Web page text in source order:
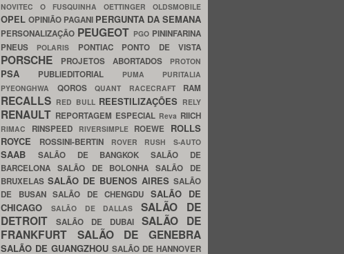
NOVITEC O FUSQUINHA OETTINGER OLDSMOBILE
OPEL OPINIÃO PAGANI PERGUNTA DA SEMANA
PERSONALIZAÇÃO PEUGEOT PGO PININFARINA
PNEUS
POLARIS PONTIAC PONTO DE VISTA
PORSCHE PROJETOS ABORTADOS PROTON
PSA PUBLIEDITORIAL PUMA PURITALIA
PYEONGHWA QOROS QUANT RACECRAFT RAM
RECALLS RED BULL REESTILIZAÇÕES RELY
RENAULT REPORTAGEM ESPECIAL Reva RIICH
RIMAC RINSPEED RIVERSIMPLE ROEWE ROLLS
ROYCE
ROSSINI-BERTIN ROVER RUSH S-AUTO
SAAB SALÃO DE BANGKOKSALÃO DE
BARCELONA SALÃO DE BOLONHASALÃO DE
BRUXELAS SALÃO DE BUENOS AIRES SALÃO
DE BUSAN SALÃO DE CHENGDU SALÃO DE
CHICAGO
SALÃO DE DALLASSALÃO DE
DETROIT
SALÃO DE DUBAI SALÃO DE
FRANKFURT SALÃO DE GENEBRA
SALÃO DE GUANGZHOU SALÃO DE HANNOVER